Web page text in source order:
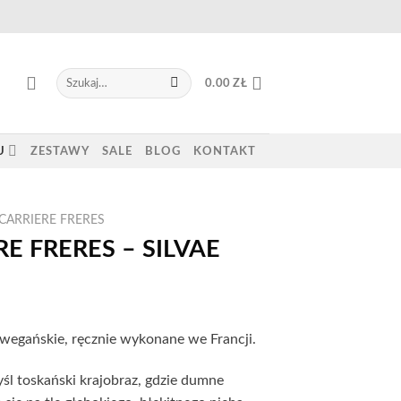
Szukaj:
0.00ZŁ
ZESTAWY SALE BLOG KONTAKT
FRERES
FRERES – SILVAE
ręcznie wykonane we Francji.
toskański krajobraz, gdzie dumne